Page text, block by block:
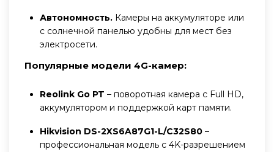
Автономность. Камеры на аккумуляторе или
с солнечной панелью удобны для мест без
электросети.
Популярные модели 4G-камер:
Reolink Go PT – поворотная камера с Full HD,
аккумулятором и поддержкой карт памяти.
Hikvision DS-2XS6A87G1-L/C32S80 –
профессиональная модель с 4K-разрешением